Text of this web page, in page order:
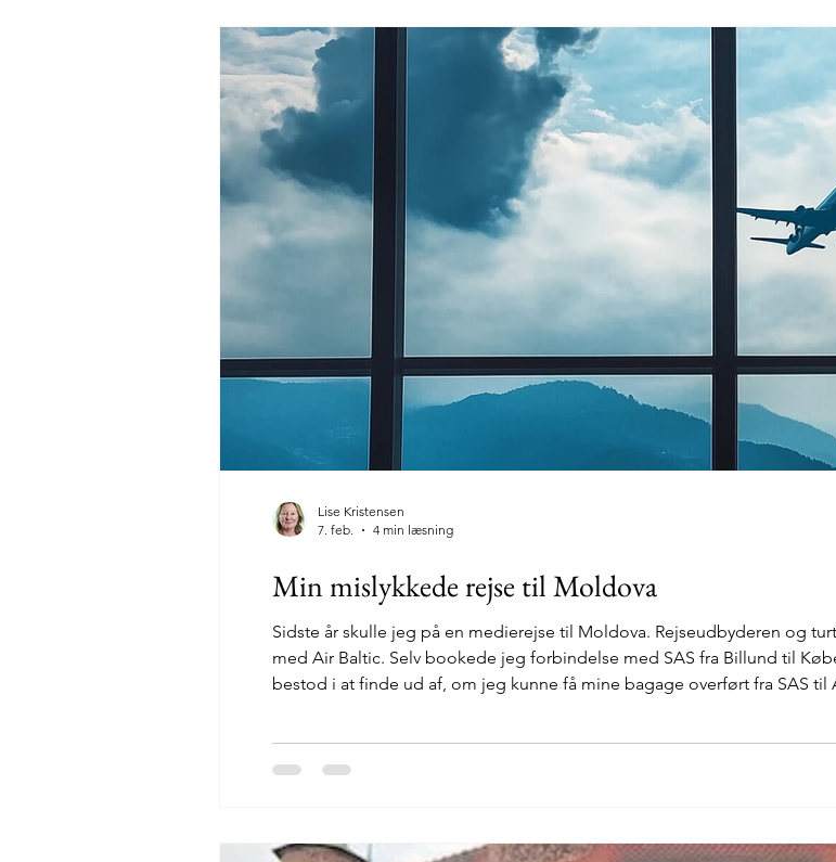
Min mislykkede rejse til Moldova
Sidste år skulle jeg på en medierejse til Moldova. Rejseudbyderen og
med Air Baltic. Selv bookede jeg forbindelse med SAS fra Billund til
bestod i at finde ud af, om jeg kunne få mine bagage overført fra SAS til
Lise Kristensen
7. feb.
4 min læsning